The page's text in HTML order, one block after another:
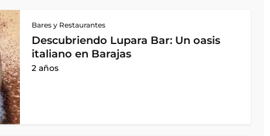
Bares y Restaurantes
Descubriendo Lupara Bar: Un oasis
italiano en Barajas
2 años